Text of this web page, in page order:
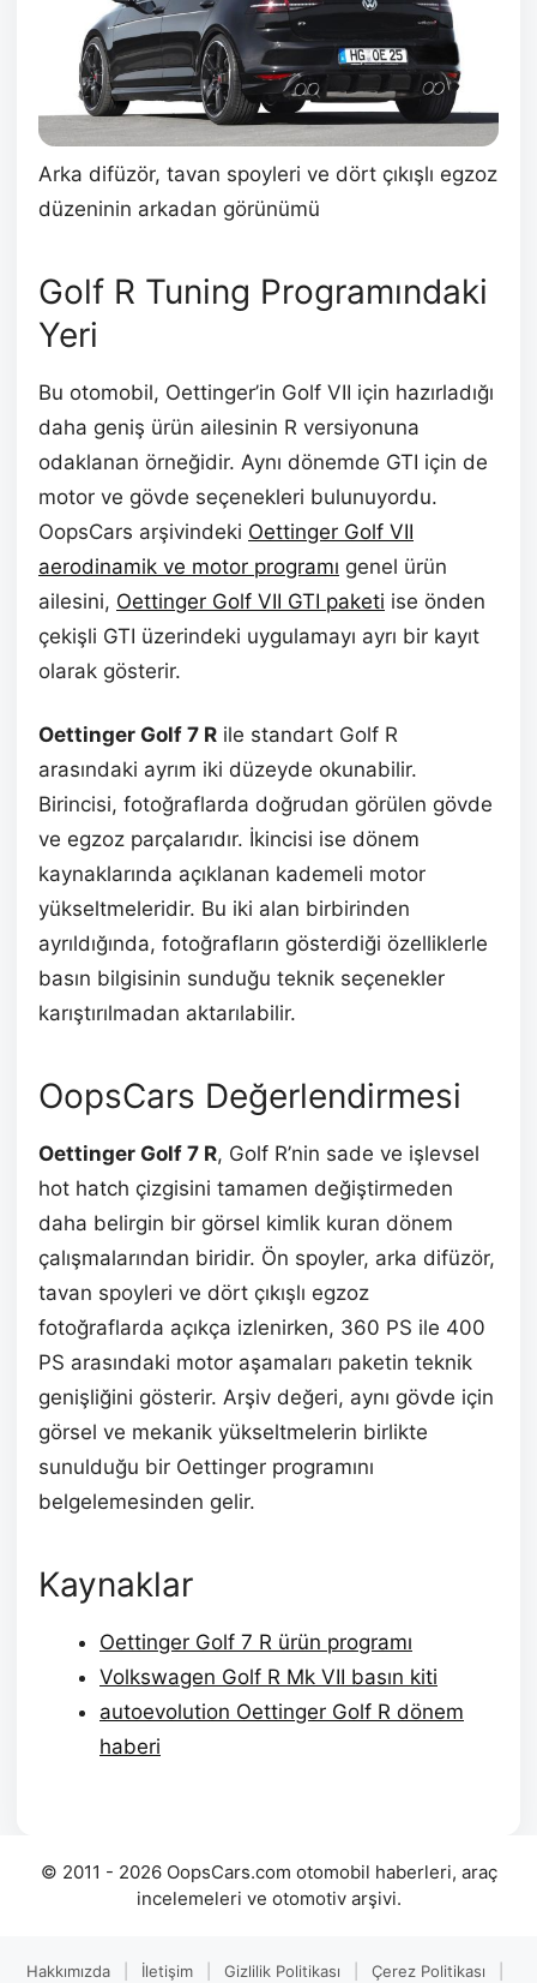
Arka difüzör, tavan spoyleri ve dört çıkışlı egzoz
düzeninin arkadan görünümü
Golf R Tuning Programındaki
Yeri
Bu otomobil, Oettinger’in Golf VII için hazırladığı
daha geniş ürün ailesinin R versiyonuna
odaklanan örneğidir. Aynı dönemde GTI için de
motor ve gövde seçenekleri bulunuyordu.
OopsCars arşivindeki Oettinger Golf VII
aerodinamik ve motor programı genel ürün
ailesini, Oettinger Golf VII GTI paketi ise önden
çekişli GTI üzerindeki uygulamayı ayrı bir kayıt
olarak gösterir.
Oettinger Golf 7 R ile standart Golf R
arasındaki ayrım iki düzeyde okunabilir.
Birincisi, fotoğraflarda doğrudan görülen gövde
ve egzoz parçalarıdır. İkincisi ise dönem
kaynaklarında açıklanan kademeli motor
yükseltmeleridir. Bu iki alan birbirinden
ayrıldığında, fotoğrafların gösterdiği özelliklerle
basın bilgisinin sunduğu teknik seçenekler
karıştırılmadan aktarılabilir.
OopsCars Değerlendirmesi
Oettinger Golf 7 R, Golf R’nin sade ve işlevsel
hot hatch çizgisini tamamen değiştirmeden
daha belirgin bir görsel kimlik kuran dönem
çalışmalarından biridir. Ön spoyler, arka difüzör,
tavan spoyleri ve dört çıkışlı egzoz
fotoğraflarda açıkça izlenirken, 360 PS ile 400
PS arasındaki motor aşamaları paketin teknik
genişliğini gösterir. Arşiv değeri, aynı gövde için
görsel ve mekanik yükseltmelerin birlikte
sunulduğu bir Oettinger programını
belgelemesinden gelir.
Kaynaklar
Oettinger Golf 7 R ürün programı
Volkswagen Golf R Mk VII basın kiti
autoevolution Oettinger Golf R dönem
haberi
© 2011 - 2026 OopsCars.com otomobil haberleri, araç
incelemeleri ve otomotiv arşivi.
Hakkımızda İletişim Gizlilik Politikası Çerez Politikası